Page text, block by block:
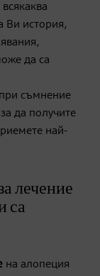
Ви история,
да са
съмнение
да получите
най-
лечение
са
на алопеция